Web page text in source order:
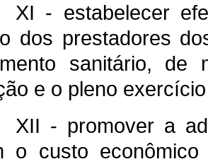
XI - estabelecer
dos prestadores
sanitário,
e o pleno
XII - promover a
o custo